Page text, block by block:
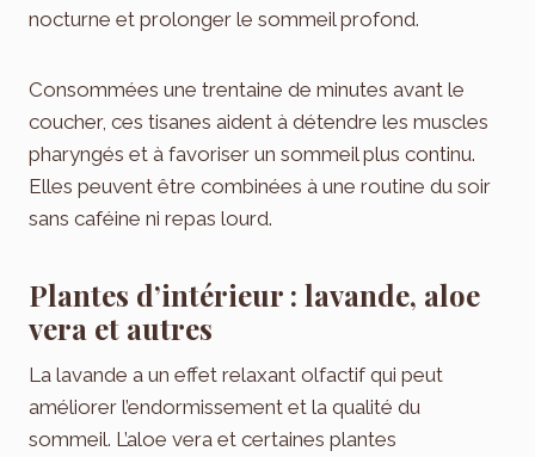
nocturne et prolonger le sommeil profond.
Consommées une trentaine de minutes avant le
coucher, ces tisanes aident à détendre les muscles
pharyngés et à favoriser un sommeil plus continu.
Elles peuvent être combinées à une routine du soir
sans caféine ni repas lourd.
Plantes d’intérieur : lavande, aloe
vera et autres
La lavande a un effet relaxant olfactif qui peut
améliorer l’endormissement et la qualité du
sommeil. L’aloe vera et certaines plantes